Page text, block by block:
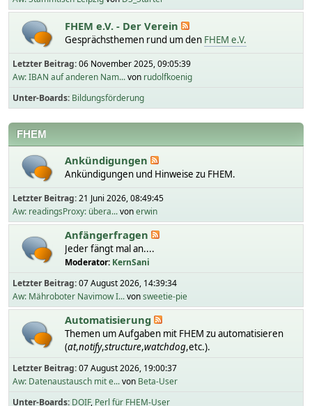
FHEM e.V. - Der Verein
Gesprächsthemen rund um den FHEM e.V.
Letzter Beitrag:06 November 2025, 09:05:39
Aw: IBAN auf anderen Nam...von rudolfkoenig
Unter-Boards Bildungsförderung
FHEM
Ankündigungen
Ankündigungen und Hinweise zu FHEM.
Letzter Beitrag:21 Juni 2026, 08:49:45
Aw: readingsProxy: übera...vonerwin
Anfängerfragen
Jeder fängt mal an....
Moderator: KernSani
Letzter Beitrag:07 August 2026, 14:39:34
Aw: Mähroboter Navimow I...vonsweetie-pie
Automatisierung
Themen um Aufgaben mit FHEM zu automatisieren
(at,notify,structure,watchdog,etc.).
Letzter Beitrag:07 August 2026, 19:00:37
Aw: Datenaustausch mit e...von Beta-User
Unter-Boards DOIF Perl für FHEM-User